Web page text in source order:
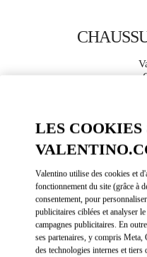
PLUS
OBTENIR
LES COOKIES
Valentino utilise des cookies et
fonctionnement du site (grâce à
consentement, pour
publicitaires ciblées et analyser
campagnes publicitaires. En
ses partenaires, y compris
des technologies internes et